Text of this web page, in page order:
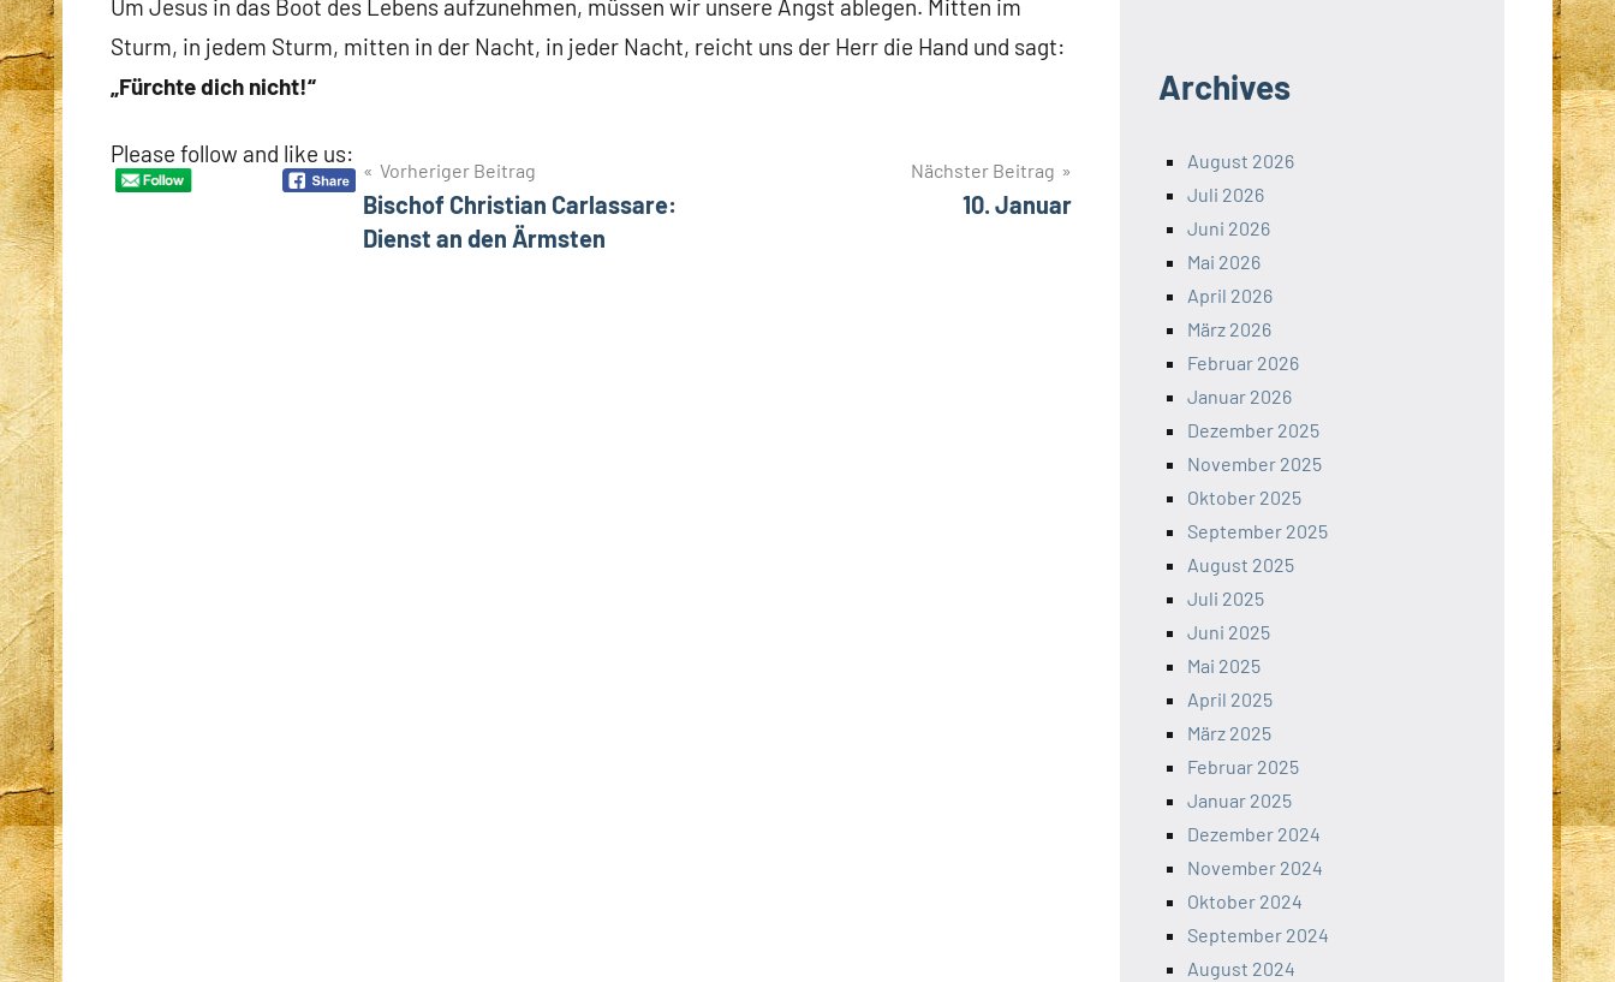
Um Jesus in das Boot des Lebens aufzunehmen, müssen wir unsere Angst ablegen. Mitten im
Sturm, in jedem Sturm, mitten in der Nacht, in jeder Nacht, reicht uns der Herr die Hand und sagt:
„Fürchte dich nicht!“
Please follow and like us:
BeitragsnavigationVorheriger Beitrag
Bischof Christian Carlassare:
Dienst an den Ärmsten
Nächster Beitrag
10. Januar
Archives
August 2026
Juli 2026
Juni 2026
Mai 2026
April 2026
März 2026
Februar 2026
Januar 2026
Dezember 2025
November 2025
Oktober 2025
September 2025
August 2025
Juli 2025
Juni 2025
Mai 2025
April 2025
März 2025
Februar 2025
Januar 2025
Dezember 2024
November 2024
Oktober 2024
September 2024
August 2024